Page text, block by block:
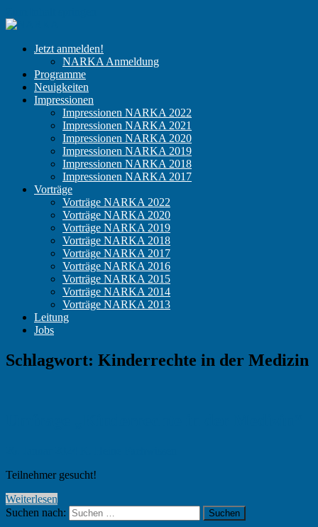
NARKA
niedergelassene
Anästhesisten
Jetzt anmelden!
NARKA Anmeldung
Programme
Neuigkeiten
Impressionen
Impressionen NARKA 2022
Impressionen NARKA 2021
Impressionen NARKA 2020
Impressionen NARKA 2019
Impressionen NARKA 2018
Impressionen NARKA 2017
Vorträge
Vorträge NARKA 2022
Vorträge NARKA 2020
Vorträge NARKA 2019
Vorträge NARKA 2018
Vorträge NARKA 2017
Vorträge NARKA 2016
Vorträge NARKA 2015
Vorträge NARKA 2014
Vorträge NARKA 2013
Leitung
Jobs
Schlagwort: Kinderrechte in der Medizin
Teilnehmer gesucht!
Weiterlesen
Suchen nach:
Suchen